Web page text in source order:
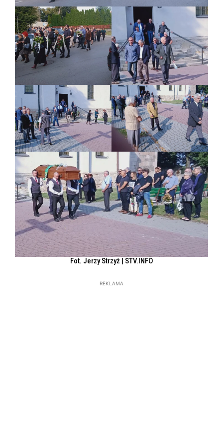
Fot. Jerzy Strzyż | STV.INFO
REKLAMA